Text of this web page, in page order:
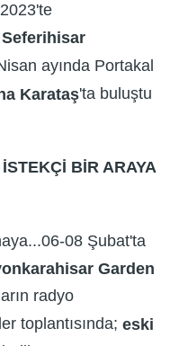
Seferihisar
ayında Portakal
Karataş'ta buluştu
BİR ARAYA
08 Şubat'ta
Garden
radyo
toplantısında; eski